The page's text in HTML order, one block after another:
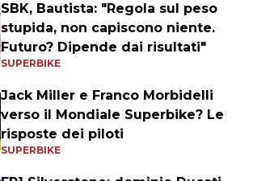
SBK, Bautista: "Regola sul peso
stupida, non capiscono niente.
Futuro? Dipende dai risultati"
SUPERBIKE
Jack Miller e Franco Morbidelli
verso il Mondiale Superbike? Le
risposte dei piloti
SUPERBIKE